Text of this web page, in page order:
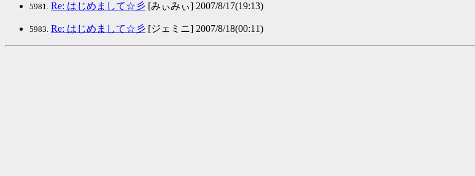
5981. Re: はじめまして☆彡 [みぃみぃ] 2007/8/17(19:13)
5983. Re: はじめまして☆彡 [ジェミニ] 2007/8/18(00:11)